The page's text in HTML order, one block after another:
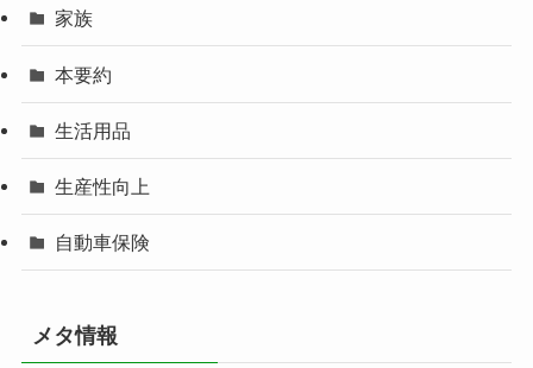
家族
本要約
生活用品
生産性向上
自動車保険
メタ情報